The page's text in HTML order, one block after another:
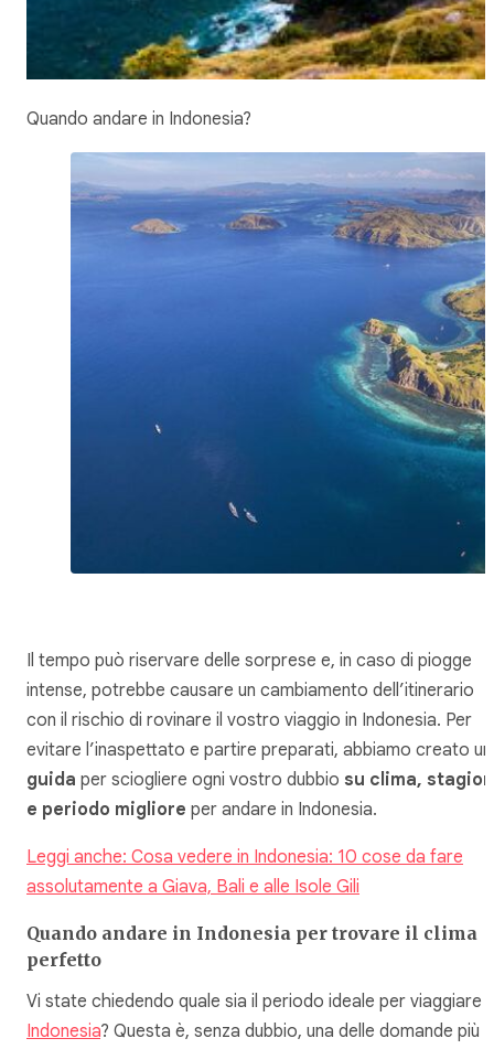
Quando andare in Indonesia?
Il tempo può riservare delle sorprese e, in caso di piogge
intense, potrebbe causare un cambiamento dell’itinerario
con il rischio di rovinare il vostro viaggio in Indonesia. Per
evitare l’inaspettato e partire preparati, abbiamo creato
guida per sciogliere ogni vostro dubbio su clima,
e periodo migliore per andare in Indonesia.
Leggi anche: Cosa vedere in Indonesia: 10 cose da fare
assolutamente a Giava, Bali e alle Isole Gili
Quando andare in Indonesia per trovare il clima
perfetto
Vi state chiedendo quale sia il periodo ideale per viaggiare
Indonesia? Questa è, senza dubbio, una delle domande più